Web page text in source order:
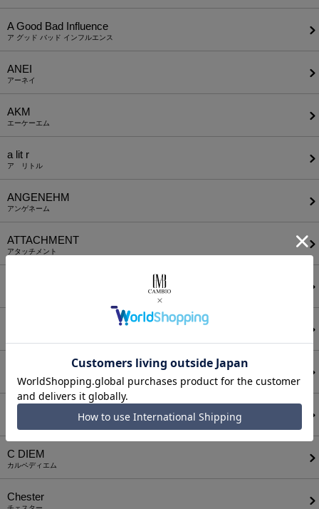
A Good Bad Influence
ア グッド バッド インフルエンス
ANEI
アーネイ
AKM
エーケーエム
a lit r
ア リトル
ANGENEHM
アンゲネーム
ATTACHMENT
アタッチメント
CALL&RESPONSE
コールアンドレスポンス
C DIEM
カルペディエム
Chester